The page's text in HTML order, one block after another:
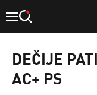
DEČIJE
AC+ PS